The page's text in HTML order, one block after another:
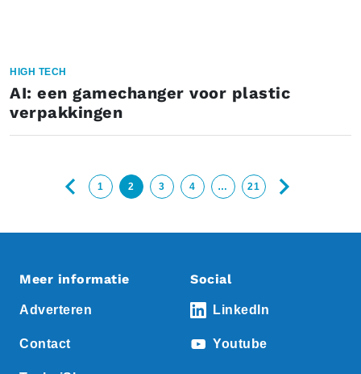
HIGH TECH
AI: een gamechanger voor plastic
verpakkingen
1 2 3 4 … 21
Meer informatie
Adverteren
Contact
Social
LinkedIn
Youtube